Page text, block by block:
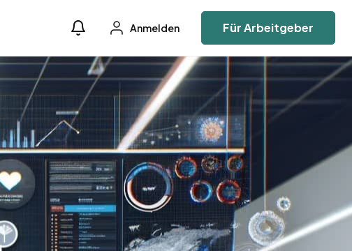
Anmelden Für Arbeitgeber